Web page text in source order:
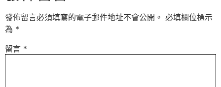
發佈留言必須填寫的電子郵件地址不會公開。 必填欄位標示
為 *
留言 *